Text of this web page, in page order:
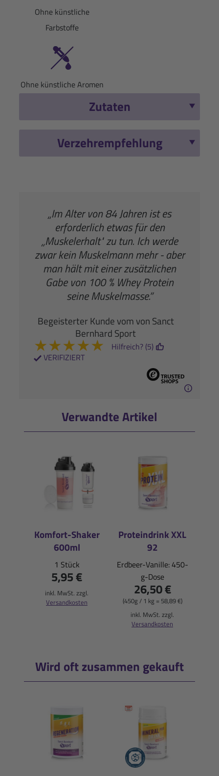
Ohne künstliche
Farbstoffe
Ohne künstliche Aromen
Zutaten
Verzehrempfehlung
„Im Alter von 84 Jahren ist es
erforderlich etwas für den
„Muskelerhalt" zu tun. Ich werde
zwar kein Muskelmann mehr - aber
man hält mit einer zusätzlichen
Gabe von 100 % Whey Protein
seine Muskelmasse.”
Begeisterter Kunde vom von Sanct
Bernhard Sport
★★★★★
VERIFIZIERT
Hilfreich? (5)
Verwandte Artikel
Komfort-Shaker
600ml
1 Stück
5,95 €
inkl. MwSt. zzgl.
Versandkosten
Proteindrink XXL
92
Erdbeer-Vanille: 450-
g-Dose
26,50 €
(450g / 1 kg = 58,89 €)
inkl. MwSt. zzgl.
Versandkosten
Wird oft zusammen gekauft